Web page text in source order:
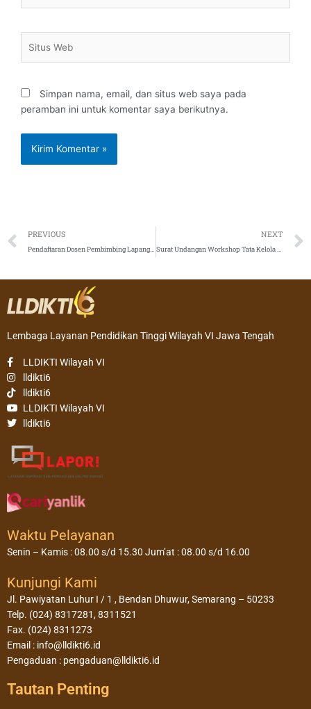
Web
Simpan nama, email, dan situs web saya pada
peramban ini untuk komentar saya berikutnya.
Prev
PREVIOUS
Pendaftaran Dosen Pembimbing Lapangan (DPL) Program MSIB Angkatan 3
NEXT
Surat Undangan Workshop Tata Kelola Standar Perpustakaan Perguruan Tinggi di Lingkungan LLDIKTI Wilayah VI TA 2022
Lembaga Layanan Pendidikan Tinggi Wilayah VI Jawa Tengah
LLDIKTI Wilayah VI
lldikti6
lldikti6
LLDIKTI Wilayah VI
lldikti6
Waktu Pelayanan
Senin – Kamis : 08.00 s/d 15.30 Jum’at : 08.00 s/d 16.00
Kunjungi Kami
Jl. Pawiyatan Luhur I / 1 , Bendan Dhuwur, Semarang – 50233
Telp. (024) 8317281, 8311521
Fax. (024) 8311273
Email : info@lldikti6.id
Pengaduan : pengaduan@lldikti6.id
Tautan Penting